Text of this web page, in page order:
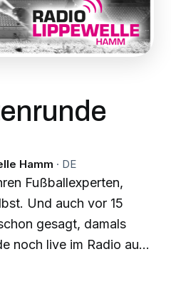
Hamm · DE
Fußballexperten,
Und auch vor 15
gesagt, damals
noch live im Radio auf
Dieter Vatheuer,
Bielefeld und Jens